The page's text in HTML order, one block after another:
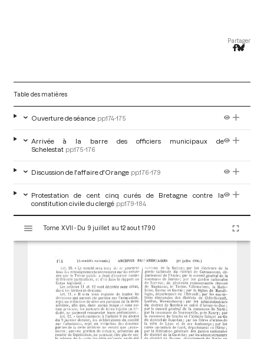
Partager
Table des matières
Ouverture de séance pp.174-175
Arrivée à la barre des officiers municipaux de
Schelestat pp.175-176
Discussion de l'affaire d'Orange pp.176-179
Protestation de cent cinq curés de Bretagne contre la
constitution civile du clergé pp.179-184
s
Tome XVII - Du 9 juillet au 12 aout 1790